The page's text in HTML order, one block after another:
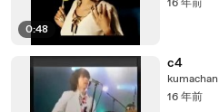
0:48
16 年前
c4
kumachan
16 年前